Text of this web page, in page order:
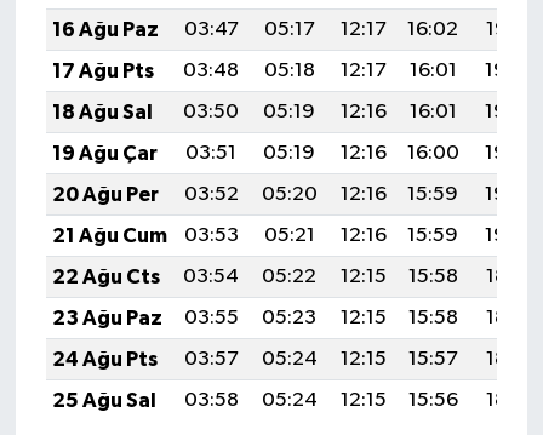
16 Ağu Paz
03:47 05:17 12:17 16:02
19:07
17 Ağu Pts
03:48 05:18 12:17 16:01
19:05
18 Ağu Sal
03:50 05:19 12:16 16:01
19:04
19 Ağu Çar
03:51 05:19 12:16 16:00
19:03
20 Ağu Per
03:52 05:20 12:16 15:59
19:02
21 Ağu Cum
03:53 05:21 12:16 15:59
19:00
22 Ağu Cts
03:54 05:22 12:15 15:58
18:59
23 Ağu Paz
03:55 05:23 12:15 15:58
18:58
24 Ağu Pts
03:57 05:24 12:15 15:57
18:56
25 Ağu Sal
03:58 05:24 12:15 15:56 18:55